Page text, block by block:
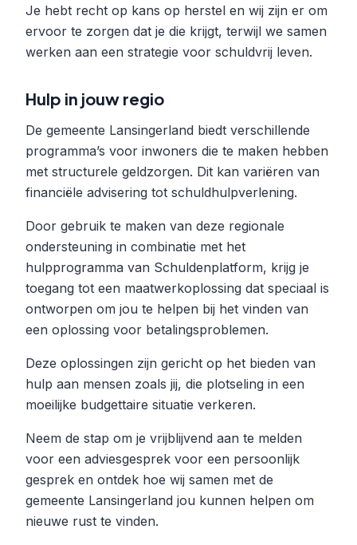
Je hebt recht op kans op herstel en wij zijn er om
ervoor te zorgen dat je die krijgt, terwijl we samen
werken aan een strategie voor schuldvrij leven.
Hulp in jouw regio
De gemeente Lansingerland biedt verschillende
programma’s voor inwoners die te maken hebben
met structurele geldzorgen. Dit kan variëren van
financiële advisering tot schuldhulpverlening.
Door gebruik te maken van deze regionale
ondersteuning in combinatie met het
hulpprogramma van Schuldenplatform, krijg je
toegang tot een maatwerkoplossing dat speciaal is
ontworpen om jou te helpen bij het vinden van
een oplossing voor betalingsproblemen.
Deze oplossingen zijn gericht op het bieden van
hulp aan mensen zoals jij, die plotseling in een
moeilijke budgettaire situatie verkeren.
Neem de stap om je vrijblijvend aan te melden
voor een adviesgesprek voor een persoonlijk
gesprek en ontdek hoe wij samen met de
gemeente Lansingerland jou kunnen helpen om
nieuwe rust te vinden.